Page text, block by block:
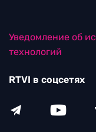
Уведомление об
технологий
RTVI в соцсетях